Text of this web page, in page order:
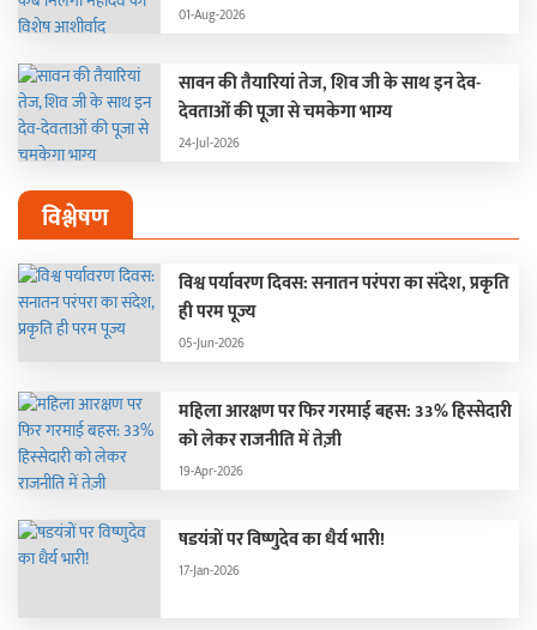
01-Aug-2026
सावन की तैयारियां तेज, शिव जी के साथ इन देव-
देवताओं की पूजा से चमकेगा भाग्य
24-Jul-2026
विश्लेषण
विश्व पर्यावरण दिवस: सनातन परंपरा का संदेश, प्रकृति
ही परम पूज्य
05-Jun-2026
महिला आरक्षण पर फिर गरमाई बहस: 33% हिस्सेदारी
को लेकर राजनीति में तेज़ी
19-Apr-2026
षडयंत्रों पर विष्णुदेव का धैर्य भारी!
17-Jan-2026